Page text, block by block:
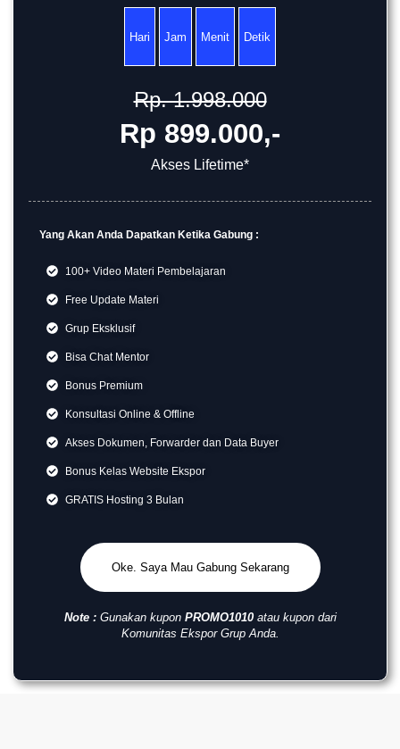
Hari Jam Menit Detik
Rp. 1.998.000
Rp 899.000,-
Akses Lifetime*
Yang Akan Anda Dapatkan Ketika Gabung :
100+ Video Materi Pembelajaran
Free Update Materi
Grup Eksklusif
Bisa Chat Mentor
Bonus Premium
Konsultasi Online & Offline
Akses Dokumen, Forwarder dan Data Buyer
Bonus Kelas Website Ekspor
GRATIS Hosting 3 Bulan
Oke. Saya Mau Gabung Sekarang
Note : Gunakan kupon PROMO1010 atau kupon dari
Komunitas Ekspor Grup Anda.